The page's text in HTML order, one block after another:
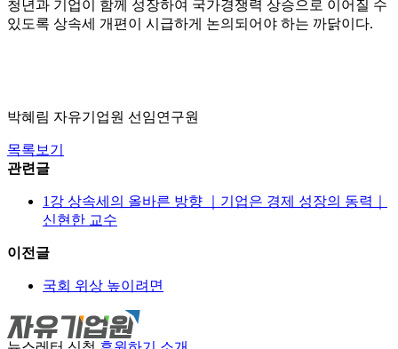
청년과 기업이 함께 성장하여 국가경쟁력 상승으로 이어질 수
있도록 상속세 개편이 시급하게 논의되어야 하는 까닭이다.
박혜림 자유기업원 선임연구원
목록보기
관련글
1강 상속세의 올바른 방향 ｜기업은 경제 성장의 동력｜
신현한 교수
이전글
국회 위상 높이려면